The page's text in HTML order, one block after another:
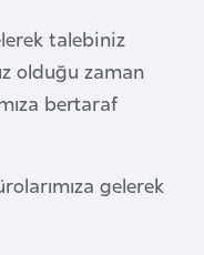
talebiniz
olduğu zaman
bertaraf
gelerek